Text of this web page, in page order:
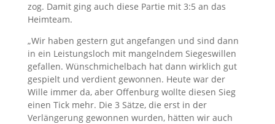
zog. Damit ging auch diese Partie mit 3:5 an das
Heimteam.
„Wir haben gestern gut angefangen und sind dann
in ein Leistungsloch mit mangelndem Siegeswillen
gefallen. Wünschmichelbach hat dann wirklich gut
gespielt und verdient gewonnen. Heute war der
Wille immer da, aber Offenburg wollte diesen Sieg
einen Tick mehr. Die 3 Sätze, die erst in der
Verlängerung gewonnen wurden, hätten wir auch